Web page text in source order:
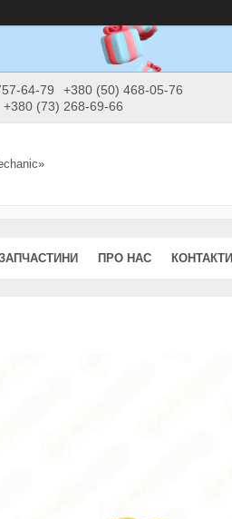
64-79
+380 (50) 468-05-76
+380 (73) 268-69-66
ПРО НАС КОНТАКТИ